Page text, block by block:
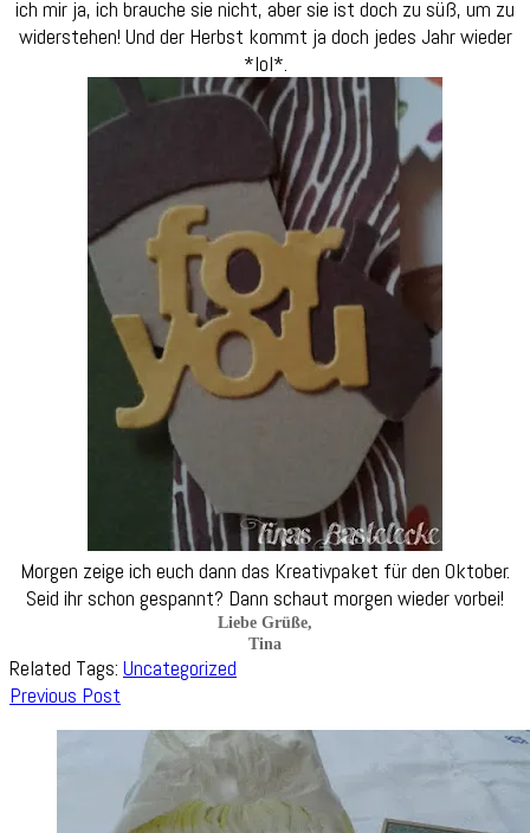
ich mir ja, ich brauche sie nicht, aber sie ist doch zu süß, um zu
widerstehen! Und der Herbst kommt ja doch jedes Jahr wieder
*lol*.
Morgen zeige ich euch dann das Kreativpaket für den Oktober.
Seid ihr schon gespannt? Dann schaut morgen wieder vorbei!
Liebe Grüße,
Tina
Related Tags: Uncategorized
Post
Previous Post